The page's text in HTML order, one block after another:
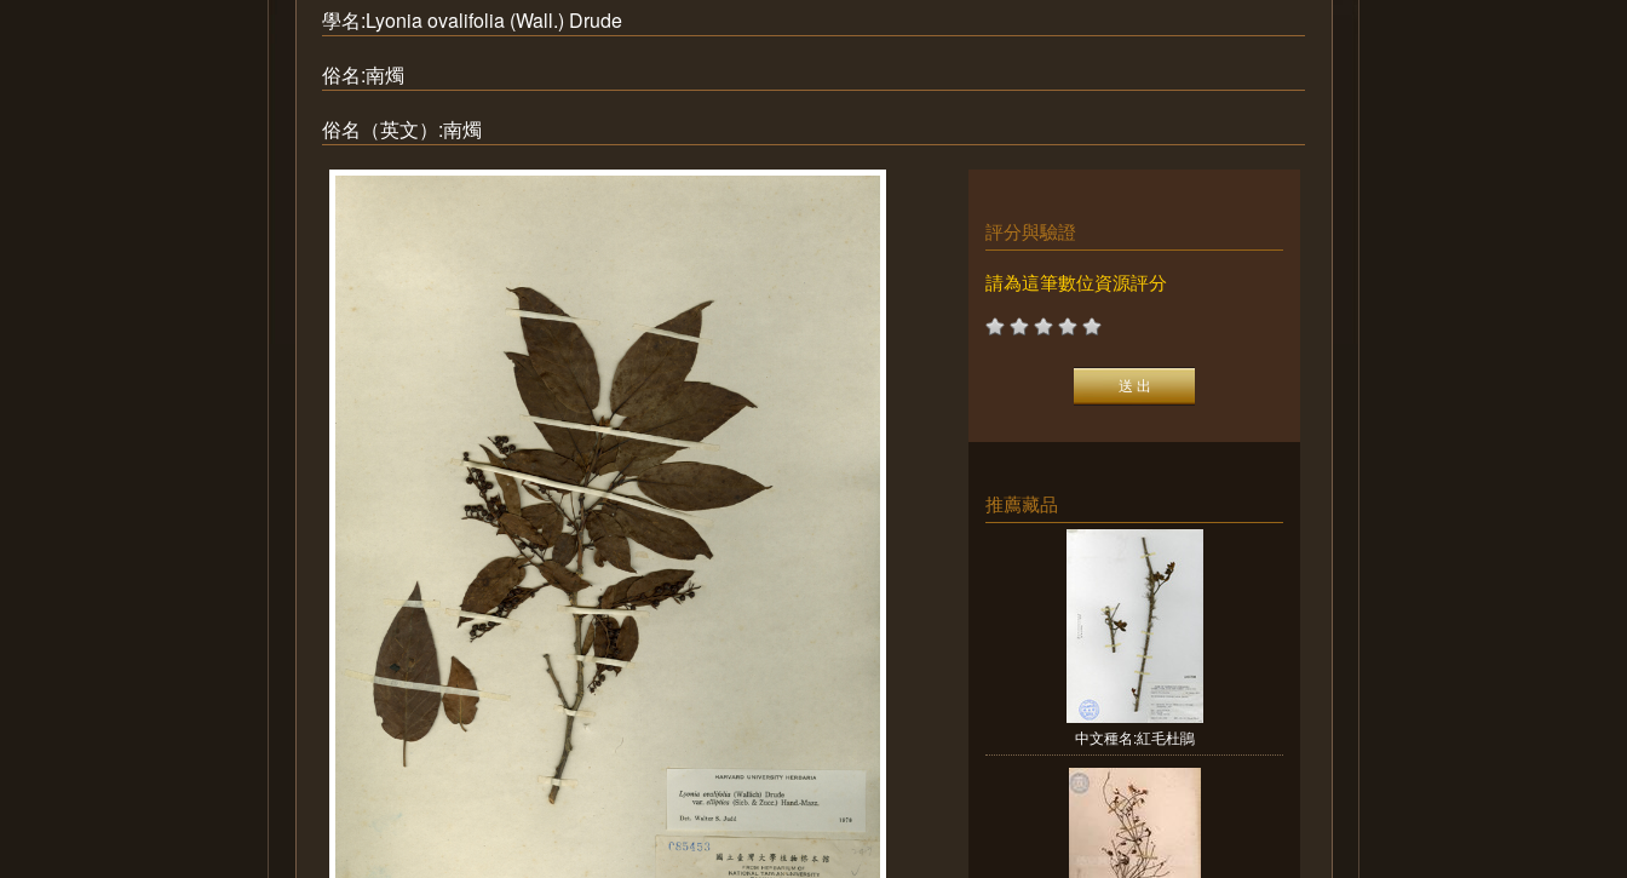
學名:Lyonia ovalifolia (Wall.) Drude
俗名:南燭
俗名（英文）:南燭
評分與驗證
請為這筆數位資源評分
推薦藏品
中文種名:紅毛杜鵑